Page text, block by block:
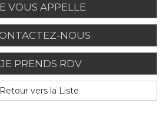
VOUS APPELLE
NOUS
JE PRENDS RDV
Retour vers la Liste